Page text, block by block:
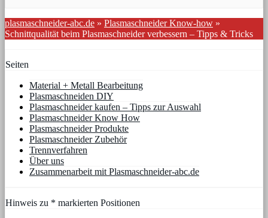
plasmaschneider-abc.de » Plasmaschneider Know-how »
Schnittqualität beim Plasmaschneider verbessern – Tipps & Tricks
Seiten
Material + Metall Bearbeitung
Plasmaschneiden DIY
Plasmaschneider kaufen – Tipps zur Auswahl
Plasmaschneider Know How
Plasmaschneider Produkte
Plasmaschneider Zubehör
Trennverfahren
Über uns
Zusammenarbeit mit Plasmaschneider-abc.de
Hinweis zu * markierten Positionen